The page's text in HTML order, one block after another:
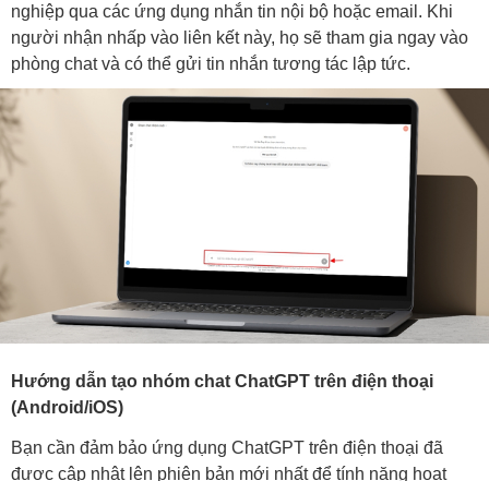
nghiệp qua các ứng dụng nhắn tin nội bộ hoặc email. Khi
người nhận nhấp vào liên kết này, họ sẽ tham gia ngay vào
phòng chat và có thể gửi tin nhắn tương tác lập tức.
Hướng dẫn tạo nhóm chat ChatGPT trên điện thoại
(Android/iOS)
Bạn cần đảm bảo ứng dụng ChatGPT trên điện thoại đã
được cập nhật lên phiên bản mới nhất để tính năng hoạt